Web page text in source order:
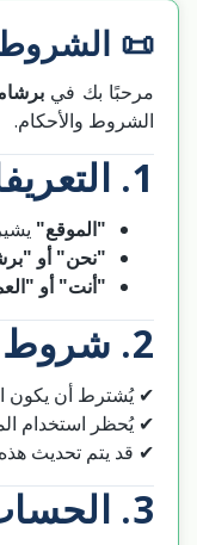
📜 الشروط
مرحبًا بك في
الشروط والأحكام.
1. التعريفات
"الموقع"
"نحن" أو
"أنت" أو
2. شروط الاستخدام العامة
✔ يُشترط أن يكون
✔ يُحظر استخدام
✔ قد يتم تحديث
3. الحساب والبيانات الشخصية